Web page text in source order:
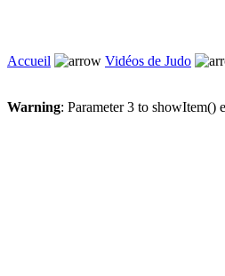
Accueil Vidéos de Judo
Warning: Parameter 3 to showItem()